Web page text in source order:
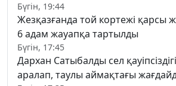
Бүгін, 19:44
Жезқазғанда той кортежі қарсы
6 адам жауапқа тартылды
Бүгін, 17:45
Дархан Сатыбалды сел
аралап, таулы аймақтағы